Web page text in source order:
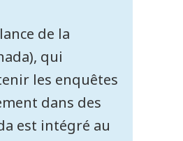
de la
qui
les enquêtes
dans des
est intégré au